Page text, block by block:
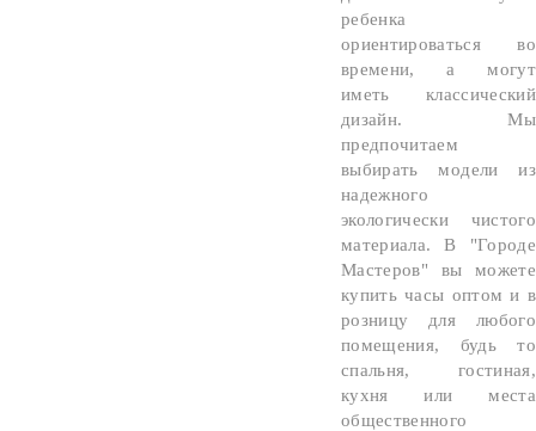
ребенка
ориентироваться во
времени, а могут
иметь классический
дизайн. Мы
предпочитаем
выбирать модели из
надежного
экологически чистого
материала. В "Городе
Мастеров" вы можете
купить часы оптом и в
розницу для любого
помещения, будь то
спальня, гостиная,
кухня или места
общественного